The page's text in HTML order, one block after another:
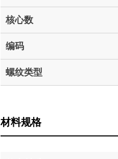
核心数
编码
螺纹类型
材料规格